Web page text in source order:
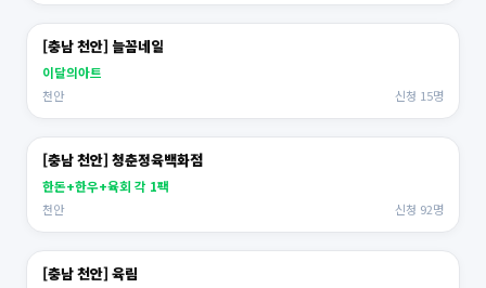
[충남 천안] 늘꼼네일
이달의아트
천안 신청 15명
[충남 천안] 청춘정육백화점
한돈+한우+육회 각 1팩
천안 신청 92명
[충남 천안] 육림